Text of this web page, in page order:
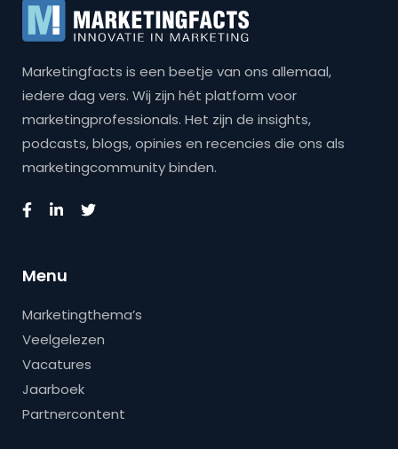
Marketingfacts is een beetje van ons allemaal,
iedere dag vers. Wij zijn hét platform voor
marketingprofessionals. Het zijn de insights,
podcasts, blogs, opinies en recencies die ons als
marketingcommunity binden.
Menu
Marketingthema’s
Veelgelezen
Vacatures
Jaarboek
Partnercontent